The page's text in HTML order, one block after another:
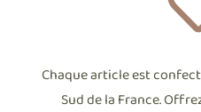
Chaque article est
Sud de la France.